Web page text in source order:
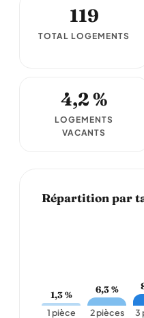
119
TOTAL LOGEMENTS
4,2 %
LOGEMENTS
VACANTS
Répartition par
1,3 %
1 pièce
6,3 %
2 pièces 3